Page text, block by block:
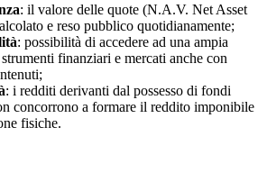
: il valore delle quote (N.A.V. Net Asset
e reso pubblico quotidianamente;
: possibilità di accedere ad una ampia
finanziari e mercati anche con
: i redditi derivanti dal possesso di fondi
concorrono a formare il reddito imponibile
fisiche.